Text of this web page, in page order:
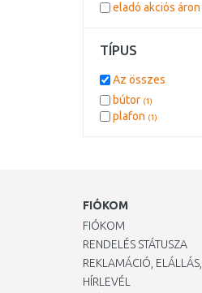
eladó akciós áron
TÍPUS
Az összes
bútor (1)
plafon (1)
FIÓKOM
FIÓKOM
RENDELÉS STÁTUSZA
REKLAMÁCIÓ,
HÍRLEVÉL